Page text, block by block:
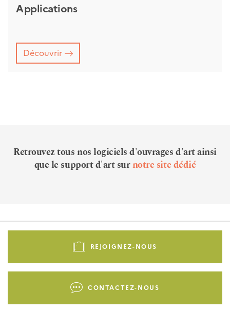
Applications
Découvrir
Retrouvez tous nos logiciels d'ouvrages d'art ainsi
que le support d'art surnotre site dédié
Pied
-
REJOIGNEZ-NOUS
CONTACTEZ-NOUS